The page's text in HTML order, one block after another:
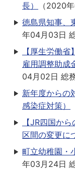
長）
（2020
徳島県知事、
年04月03日
【厚生労働
雇用調整助成
04月02日 総
新年度からの
感染症対策）
【JR四国か
区間の変更に
町立幼稚園・
年03月24日